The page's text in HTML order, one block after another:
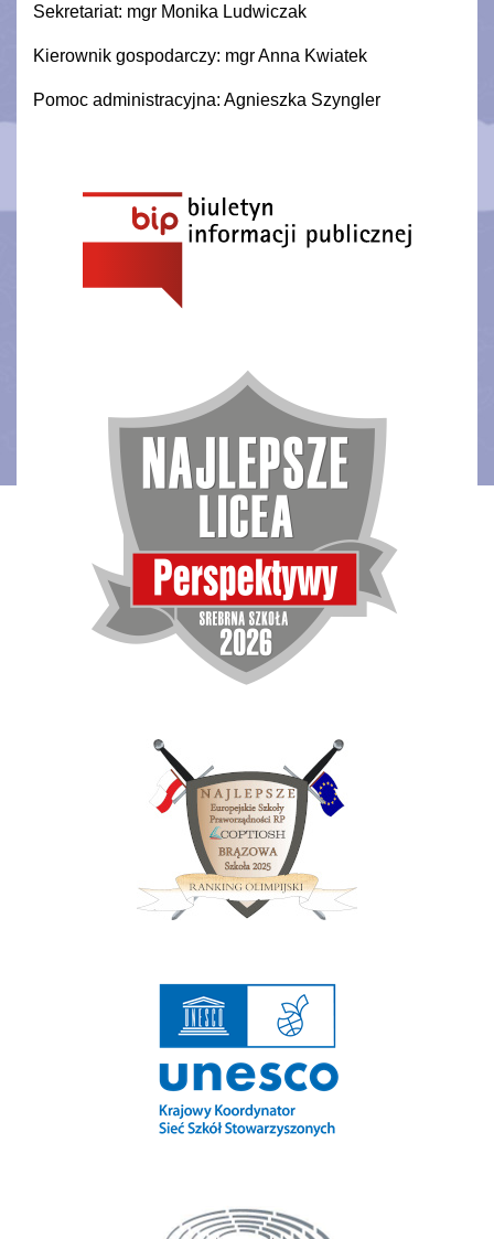
Sekretariat: mgr Monika Ludwiczak
Kierownik gospodarczy: mgr Anna Kwiatek
Pomoc administracyjna: Agnieszka Szyngler